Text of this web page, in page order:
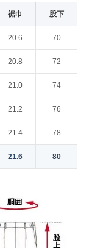
裾巾 股下
20.6 70
20.8 72
21.0 74
21.2 76
21.4 78
21.6 80